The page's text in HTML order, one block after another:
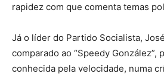
rapidez com que comenta temas
Já o líder do Partido Socialista,
comparado ao “Speedy González”,
conhecida pela velocidade, numa